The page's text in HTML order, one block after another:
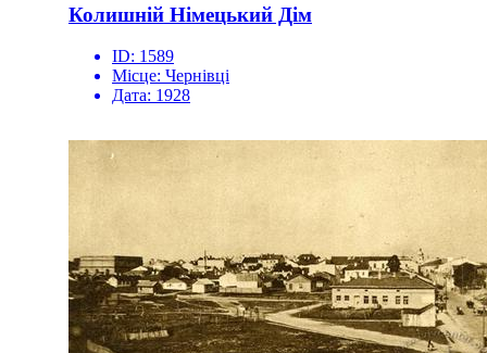
Колишній Німецький Дім
ID: 1589
Місце: Чернівці
Дата: 1928